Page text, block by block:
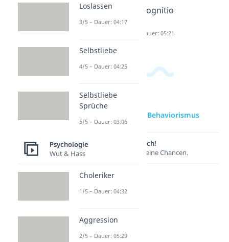
Konstruk
tivismus
Dauer: 02:14
Kognitivi
smus
Kognitio
Dauer: 05:21
zur Videoseite: Behaviorismus
Lernen lohnt sich!
Entdecke hier deine Chancen.
Loslassen
3/5 – Dauer: 04:17
Selbstliebe
4/5 – Dauer: 04:25
Selbstliebe
Sprüche
5/5 – Dauer: 03:06
Psychologie
Wut & Hass
Choleriker
1/5 – Dauer: 04:32
Aggression
2/5 – Dauer: 05:29